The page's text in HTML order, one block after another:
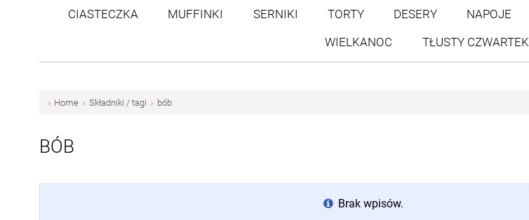
CIASTECZKA
MUFFINKI SERNIKI TORTY DESERY NAPOJE
WIELKANOC
TŁUSTY CZWARTEK
Home Składniki / tagi bób
BÓB
Brak wpisów.